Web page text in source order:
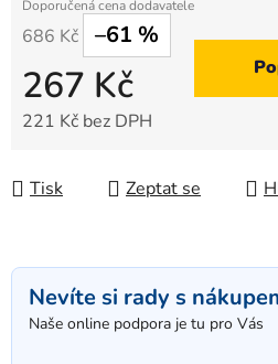
686 Kč –61 %
267 Kč
221 Kč bez DPH
Tisk Zeptat se
Nevíte si rady s
Naše online podpora je tu pro Vás